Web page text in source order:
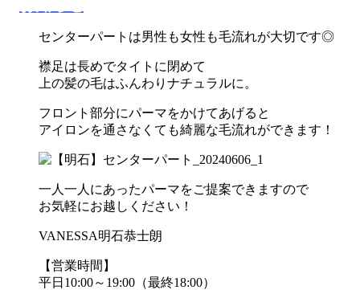
センターパートは男性も女性も毛流れが大切です◎
襟足は長めでタイトに閉めて
上の髪の毛はふんわりナチュラルに。
フロント部分にパーマをかけてあげると
アイロンを通さなくても綺麗な毛流れができます！
一人一人にあったパーマをご提案できますので
お気軽にお越しください！
VANESSA明石恭士朗
【営業時間】
平日10:00～19:00（最終18:00）